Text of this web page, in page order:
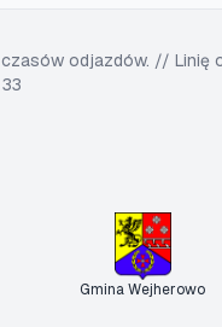
odjazdów. // Linię
Gmina Wejherowo